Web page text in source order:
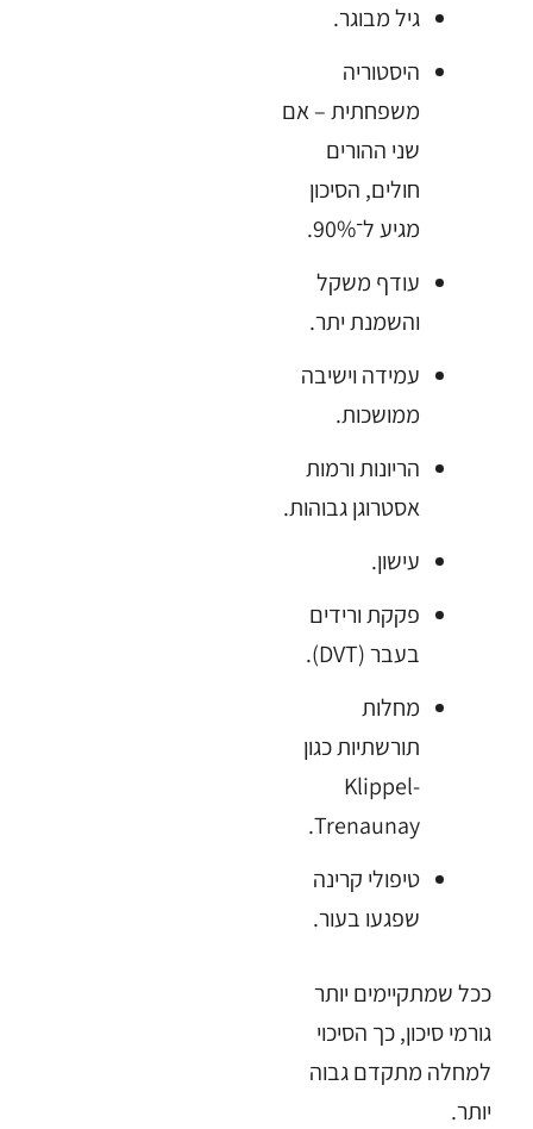
גיל מבוגר.
היסטוריה
משפחתית – אם
שני ההורים
חולים, הסיכון
מגיע ל־90%.
עודף משקל
והשמנת יתר.
עמידה וישיבה
ממושכות.
הריונות ורמות
אסטרוגן גבוהות.
עישון.
פקקת ורידים
בעבר (DVT).
מחלות
תורשתיות כגון
Klippel-
Trenaunay.
טיפולי קרינה
שפגעו בעור.
ככל שמתקיימים יותר
גורמי סיכון, כך הסיכוי
למחלה מתקדם גבוה
יותר.